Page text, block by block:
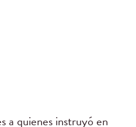
a quienes instruyó en